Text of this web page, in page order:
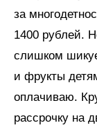
за
1400 рублей.
слишком
и фрукты
оплачиваю.
рассрочку на